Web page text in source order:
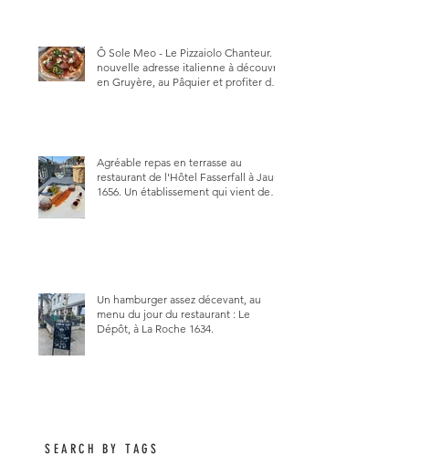
Ô Sole Meo - Le Pizzaiolo Chanteur. La
nouvelle adresse italienne à découvrir
en Gruyère, au Pâquier et profiter des
Agréable repas en terrasse au
restaurant de l'Hôtel Fasserfall à Jaun
1656. Un établissement qui vient de
Un hamburger assez décevant, au
menu du jour du restaurant : Le
Dépôt, à La Roche 1634.
SEARCH BY TAGS